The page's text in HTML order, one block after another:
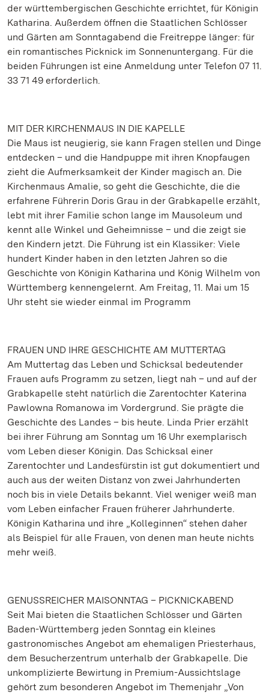
der württembergischen Geschichte errichtet, für Königin
Katharina. Außerdem öffnen die Staatlichen Schlösser
und Gärten am Sonntagabend die Freitreppe länger: für
ein romantisches Picknick im Sonnenuntergang. Für die
beiden Führungen ist eine Anmeldung unter Telefon 07 11.
33 71 49 erforderlich.
MIT DER KIRCHENMAUS IN DIE KAPELLE
Die Maus ist neugierig, sie kann Fragen stellen und Dinge
entdecken – und die Handpuppe mit ihren Knopfaugen
zieht die Aufmerksamkeit der Kinder magisch an. Die
Kirchenmaus Amalie, so geht die Geschichte, die die
erfahrene Führerin Doris Grau in der Grabkapelle erzählt,
lebt mit ihrer Familie schon lange im Mausoleum und
kennt alle Winkel und Geheimnisse – und die zeigt sie
den Kindern jetzt. Die Führung ist ein Klassiker: Viele
hundert Kinder haben in den letzten Jahren so die
Geschichte von Königin Katharina und König Wilhelm von
Württemberg kennengelernt. Am Freitag, 11. Mai um 15
Uhr steht sie wieder einmal im Programm
FRAUEN UND IHRE GESCHICHTE AM MUTTERTAG
Am Muttertag das Leben und Schicksal bedeutender
Frauen aufs Programm zu setzen, liegt nah – und auf der
Grabkapelle steht natürlich die Zarentochter Katerina
Pawlowna Romanowa im Vordergrund. Sie prägte die
Geschichte des Landes – bis heute. Linda Prier erzählt
bei ihrer Führung am Sonntag um 16 Uhr exemplarisch
vom Leben dieser Königin. Das Schicksal einer
Zarentochter und Landesfürstin ist gut dokumentiert und
auch aus der weiten Distanz von zwei Jahrhunderten
noch bis in viele Details bekannt. Viel weniger weiß man
vom Leben einfacher Frauen früherer Jahrhunderte.
Königin Katharina und ihre „Kolleginnen“ stehen daher
als Beispiel für alle Frauen, von denen man heute nichts
mehr weiß.
GENUSSREICHER MAISONNTAG – PICKNICKABEND
Seit Mai bieten die Staatlichen Schlösser und Gärten
Baden-Württemberg jeden Sonntag ein kleines
gastronomisches Angebot am ehemaligen Priesterhaus,
dem Besucherzentrum unterhalb der Grabkapelle. Die
unkomplizierte Bewirtung in Premium-Aussichtslage
gehört zum besonderen Angebot im Themenjahr „Von